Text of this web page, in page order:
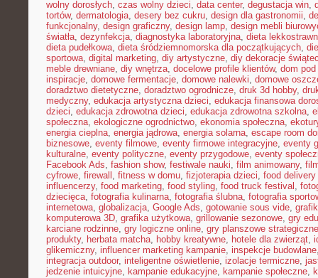
wolny dorosłych, czas wolny dzieci, data center, degustacja win,
tortów, dermatologia, desery bez cukru, design dla gastronomii,
funkcjonalny, design graficzny, design lamp, design mebli
światła, dezynfekcja, diagnostyka laboratoryjna, dieta
dieta pudełkowa, dieta śródziemnomorska dla początkujących,
sportowa, digital marketing, diy artystyczne, diy dekoracje
meble drewniane, diy wnętrza, docelowe profile klientów, dom
inspiracje, domowe fermentacje, domowe nalewki, domowe
doradztwo dietetyczne, doradztwo ogrodnicze, druk 3d hobby,
medyczny, edukacja artystyczna dzieci, edukacja finansowa
dzieci, edukacja zdrowotna dzieci, edukacja zdrowotna szkolna,
społeczna, ekologiczne ogrodnictwo, ekonomia społeczna,
energia cieplna, energia jądrowa, energia solarna, escape room
biznesowe, eventy filmowe, eventy firmowe integracyjne, eventy
kulturalne, eventy polityczne, eventy przygodowe, eventy
Facebook Ads, fashion show, festiwale nauki, film animowany,
cyfrowe, firewall , fitness w domu, fizjoterapia dzieci, food delivery
influencerzy, food marketing, food styling, food truck festival ,
dziecięca, fotografia kulinarna, fotografia ślubna, fotografia
internetowa, globalizacja, Google Ads, gotowanie sous vide,
komputerowa 3D, grafika użytkowa, grillowanie sezonowe, gry
karciane rodzinne, gry logiczne online, gry planszowe strategiczne
produkty, herbata matcha, hobby kreatywne, hotele dla zwierząt,
glikemiczny, influencer marketing kampanie, inspekcje budowlane
integracja outdoor, inteligentne oświetlenie, izolacje termiczne,
jedzenie intuicyjne, kampanie edukacyjne, kampanie społeczne,